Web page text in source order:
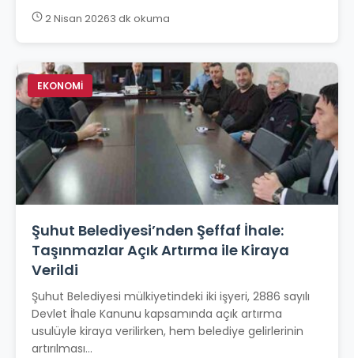
2 Nisan 20263 dk okuma
EKONOMİ
Şuhut Belediyesi’nden Şeffaf İhale:
Taşınmazlar Açık Artırma ile Kiraya
Verildi
Şuhut Belediyesi mülkiyetindeki iki işyeri, 2886 sayılı
Devlet İhale Kanunu kapsamında açık artırma
usulüyle kiraya verilirken, hem belediye gelirlerinin
artırılması...